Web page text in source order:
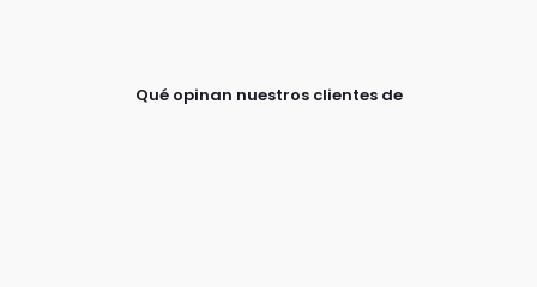
Qué opinan nuestros clientes de